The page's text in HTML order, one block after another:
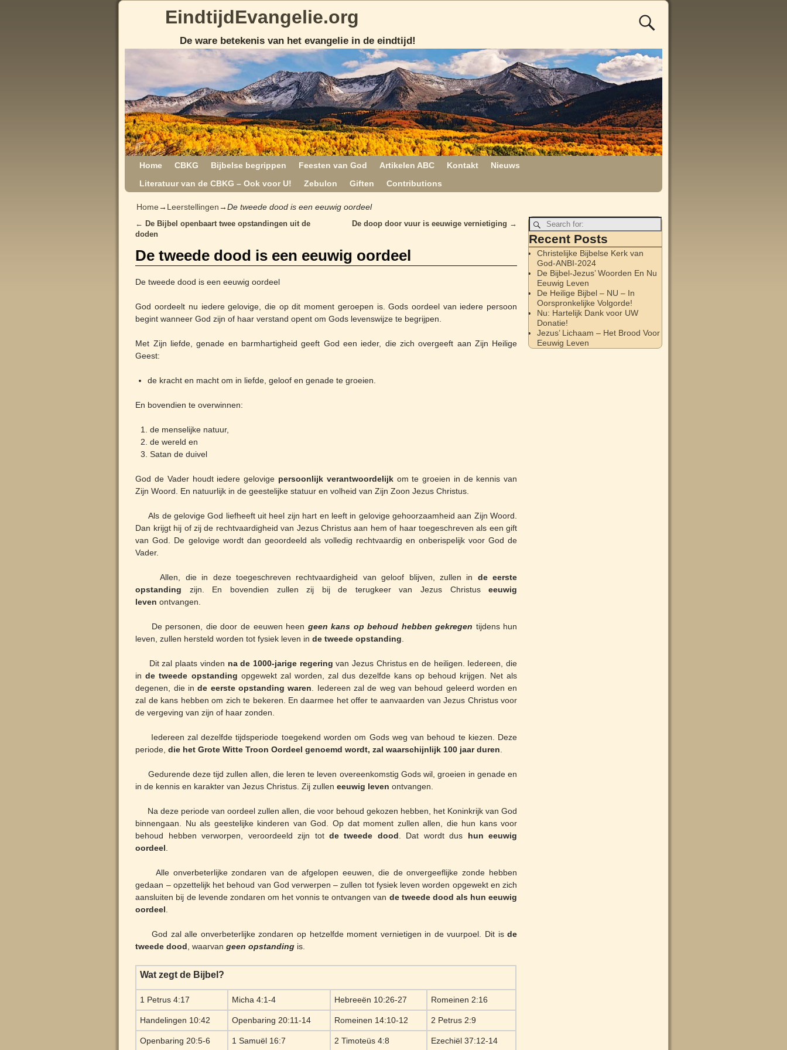
EindtijdEvangelie.org
De ware betekenis van het evangelie in de eindtijd!
Home CBKG Bijbelse begrippen Feesten van God Artikelen ABC Kontakt
Nieuws
Literatuur van de CBKG – Ook voor U!
Zebulon Giften Contributions
Home→ Leerstellingen→De tweede dood is een eeuwig oordeel
Post navigation
← De Bijbel openbaart twee opstandingen uit de
doden
De doop door vuur is eeuwige vernietiging →
De tweede dood is een eeuwig oordeel
De tweede dood is een eeuwig oordeel
God oordeelt nu iedere gelovige, die op dit moment geroepen is. Gods oordeel van iedere persoon
begint wanneer God zijn of haar verstand opent om Gods levenswijze te begrijpen.
Met Zijn liefde, genade en barmhartigheid geeft God een ieder, die zich overgeeft aan Zijn Heilige
Geest:
de kracht en macht om in liefde, geloof en genade te groeien.
En bovendien te overwinnen:
de menselijke natuur,
de wereld en
Satan de duivel
God de Vader houdt iedere gelovige persoonlijk verantwoordelijkom te groeien in de kennis van
Zijn Woord. En natuurlijk in de geestelijke statuur en volheid van Zijn Zoon Jezus Christus.
Als de gelovige God liefheeft uit heel zijn hart en leeft in gelovige gehoorzaamheid aan Zijn Woord.
Dan krijgt hij of zij de rechtvaardigheid van Jezus Christus aan hem of haar toegeschreven als een gift
van God. De gelovige wordt dan geoordeeld als volledig rechtvaardig en onberispelijk voor God de
Vader.
Allen, die in deze toegeschreven rechtvaardigheid van geloof blijven, zullen in de eerste
opstanding zijn. En bovendien zullen zij bij de terugkeer van Jezus Christuseeuwig
leven ontvangen.
De personen, die door de eeuwen heen geen kans op behoud hebben gekregen tijdens hun
leven, zullen hersteld worden tot fysiek leven inde tweede opstanding.
Dit zal plaats vinden na de 1000-jarige regering van Jezus Christus en de heiligen. Iedereen, die
inde tweede opstanding opgewekt zal worden, zal dus dezelfde kans op behoud krijgen. Net als
degenen, die inde eerste opstanding waren. Iedereen zal de weg van behoud geleerd worden en
zal de kans hebben om zich te bekeren. En daarmee het offer te aanvaarden van Jezus Christus voor
de vergeving van zijn of haar zonden.
Iedereen zal dezelfde tijdsperiode toegekend worden om Gods weg van behoud te kiezen. Deze
periode, die het Grote Witte Troon Oordeel genoemd wordt, zal waarschijnlijk 100 jaar duren.
Gedurende deze tijd zullen allen, die leren te leven overeenkomstig Gods wil, groeien in genade en
in de kennis en karakter van Jezus Christus. Zij zulleneeuwig leven ontvangen.
Na deze periode van oordeel zullen allen, die voor behoud gekozen hebben, het Koninkrijk van God
binnengaan. Nu als geestelijke kinderen van God. Op dat moment zullen allen, die hun kans voor
behoud hebben verworpen, veroordeeld zijn totde tweede dood. Dat wordt dus hun eeuwig
oordeel.
Alle onverbeterlijke zondaren van de afgelopen eeuwen, die de onvergeeflijke zonde hebben
gedaan – opzettelijk het behoud van God verwerpen – zullen tot fysiek leven worden opgewekt en zich
aansluiten bij de levende zondaren om het vonnis te ontvangen van de tweede dood als hun eeuwig
oordeel.
God zal alle onverbeterlijke zondaren op hetzelfde moment vernietigen in de vuurpoel. Dit isde
tweede dood, waarvangeen opstanding is.
Wat zegt de Bijbel?
1 Petrus 4:17 Micha 4:1-4 Hebreeën 10:26-27 Romeinen 2:16
Handelingen 10:42 Openbaring 20:11-14 Romeinen 14:10-12 2 Petrus 2:9
Openbaring 20:5-6 1 Samuël 16:7 2 Timoteüs 4:8 Ezechiël 37:12-14
Recent Posts
Christelijke Bijbelse Kerk van
God-ANBI-2024
De Bijbel-Jezus’ Woorden En Nu
Eeuwig Leven
De Heilige Bijbel – NU – In
Oorspronkelijke Volgorde!
Nu: Hartelijk Dank voor UW
Donatie!
Jezus’ Lichaam – Het Brood Voor
Eeuwig Leven